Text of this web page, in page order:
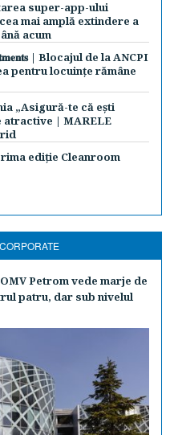
super-app-ului
mai amplă extindere a
acum
| Blocajul de la ANCPI
pentru locuințe rămâne
„Asigură-te că ești
atractive | MARELE
ediție Cleanroom
OMV Petrom vede marje de
patru, dar sub nivelul